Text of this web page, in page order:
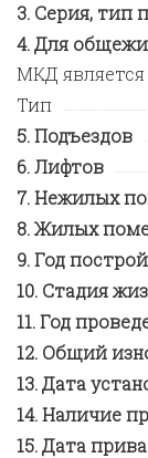
Серия, тип
Для
МКД
Тип
Подъездов
Лифтов
Нежилых
Жилых
Год
Стадия
Год
Общий
Дата
Наличие
Дата